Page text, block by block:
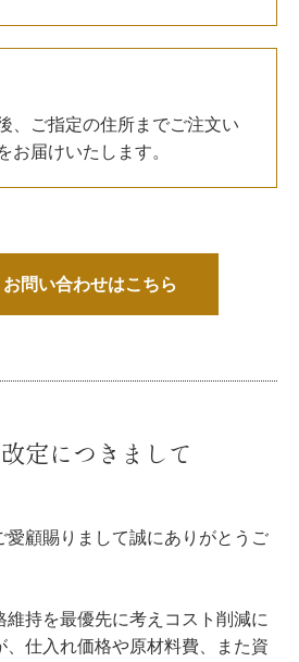
、ご指定の住所までご注文い
お届けいたします。
問い合わせはこちら
定につきまして
愛顧賜りまして誠にありがとうご
持を最優先に考えコスト削減に
、仕入れ価格や原材料費、また資